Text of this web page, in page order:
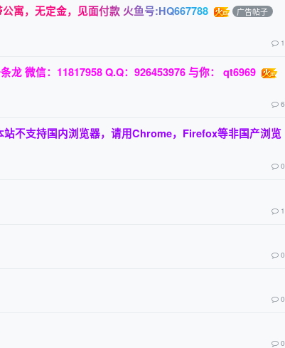
寓，无定金，见面付款 火鱼号:HQ667788 广告帖子
1
龙 微信：11817958 Q.Q：926453976 与你： qt6969
6
不支持国内浏览器，请用Chrome，Firefox等非国产浏览
0
1
0
0
0